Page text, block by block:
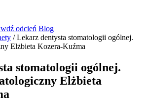
odcień Blog
/Lekarz dentysta stomatologii ogólnej.
Elżbieta Kozera-Kuźma
stomatologii ogólnej.
Elżbieta